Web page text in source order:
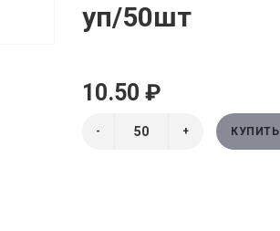
уп/50шт
10.50 ₽
- + КУПИТЬ